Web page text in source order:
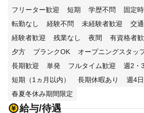
フリーター歓迎
短期 学歴不問 固定
転勤なし
経験不問 未経験者歓迎 交
経験者歓迎
残業なし 夜間 有資格者
夕方
ブランクOK オープニングスタッ
長期歓迎
単発 フルタイム歓迎 週2・
短期（1ヵ月以内）
長期休暇あり
週4
春夏冬休み期間限定
給与/待遇